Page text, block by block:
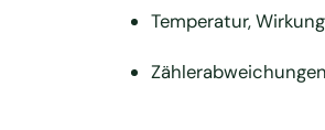
Temperatur,